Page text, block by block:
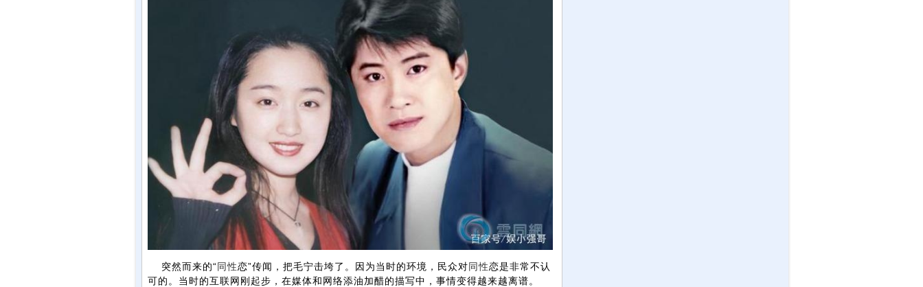
突然而来的“同性恋”传闻，把毛宁击垮了。因为当时的环境，民众对同性恋是非常不认
可的。当时的互联网刚起步，在媒体和网络添油加醋的描写中，事情变得越来越离谱。